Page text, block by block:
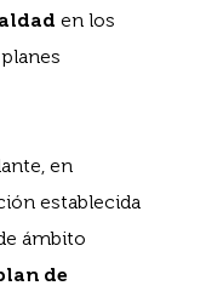
en los
en
establecida
ámbito
de